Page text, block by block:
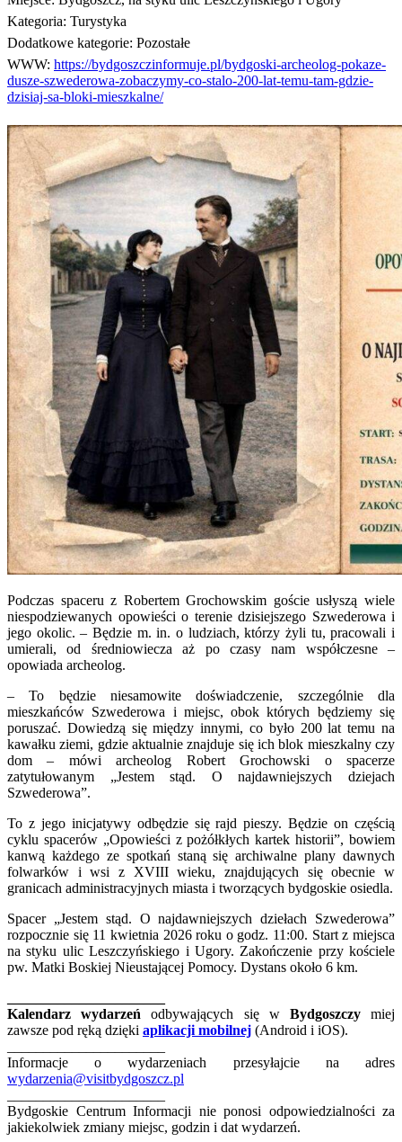
Kategoria: Turystyka
Dodatkowe kategorie: Pozostałe
WWW: https://bydgoszczinformuje.pl/bydgoski-archeolog-pokaze-
dusze-szwederowa-zobaczymy-co-stalo-200-lat-temu-tam-gdzie-
dzisiaj-sa-bloki-mieszkalne/
Podczas spaceru z Robertem Grochowskim goście usłyszą wiele
niespodziewanych opowieści o terenie dzisiejszego Szwederowa i
jego okolic. – Będzie m. in. o ludziach, którzy żyli tu, pracowali i
umierali, od średniowiecza aż po czasy nam współczesne –
opowiada archeolog.
– To będzie niesamowite doświadczenie, szczególnie dla
mieszkańców Szwederowa i miejsc, obok których będziemy się
poruszać. Dowiedzą się między innymi, co było 200 lat temu na
kawałku ziemi, gdzie aktualnie znajduje się ich blok mieszkalny czy
dom – mówi archeolog Robert Grochowski o spacerze
zatytułowanym „Jestem stąd. O najdawniejszych dziejach
Szwederowa”.
To z jego inicjatywy odbędzie się rajd pieszy. Będzie on częścią
cyklu spacerów „Opowieści z pożółkłych kartek historii”, bowiem
kanwą każdego ze spotkań staną się archiwalne plany dawnych
folwarków i wsi z XVIII wieku, znajdujących się obecnie w
granicach administracyjnych miasta i tworzących bydgoskie osiedla.
Spacer „Jestem stąd. O najdawniejszych dziełach Szwederowa”
rozpocznie się 11 kwietnia 2026 roku o godz. 11:00. Start z miejsca
na styku ulic Leszczyńskiego i Ugory. Zakończenie przy kościele
pw. Matki Boskiej Nieustającej Pomocy. Dystans około 6 km.
Kalendarz wydarzeń odbywających się w Bydgoszczymiej
zawsze pod ręką dzięki aplikacji mobilnej (Android i iOS).
Informacje o wydarzeniach przesyłajcie na adres
wydarzenia@visitbydgoszcz.pl
Bydgoskie Centrum Informacji nie ponosi odpowiedzialności za
jakiekolwiek zmiany miejsc, godzin i dat wydarzeń.